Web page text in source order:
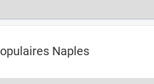
Naples